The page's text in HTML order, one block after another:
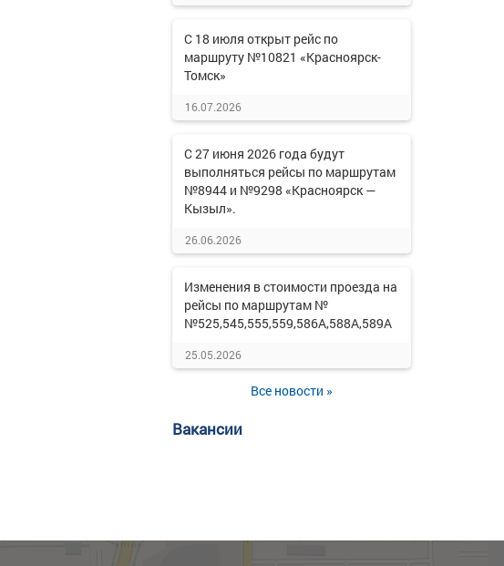
С 18 июля открыт рейс по
маршруту №10821 «Красноярск-
Томск»
16.07.2026
С 27 июня 2026 года будут
выполняться рейсы по маршрутам
№8944 и №9298 «Красноярск —
Кызыл».
26.06.2026
Изменения в стоимости проезда на
рейсы по маршрутам №
№525,545,555,559,586А,588А,589А
25.05.2026
Все новости »
Вакансии